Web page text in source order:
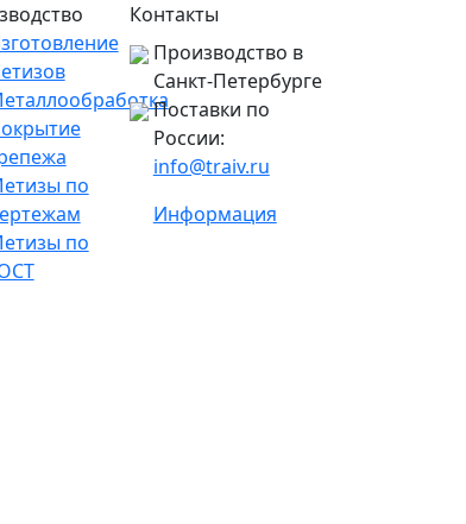
по
по
Контакты
Производство в
Санкт-Петербурге
Поставки по
России:
info@traiv.ru
Информация